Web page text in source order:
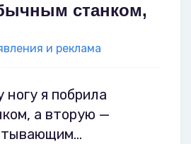
станком,
и реклама
я побрила
а вторую —